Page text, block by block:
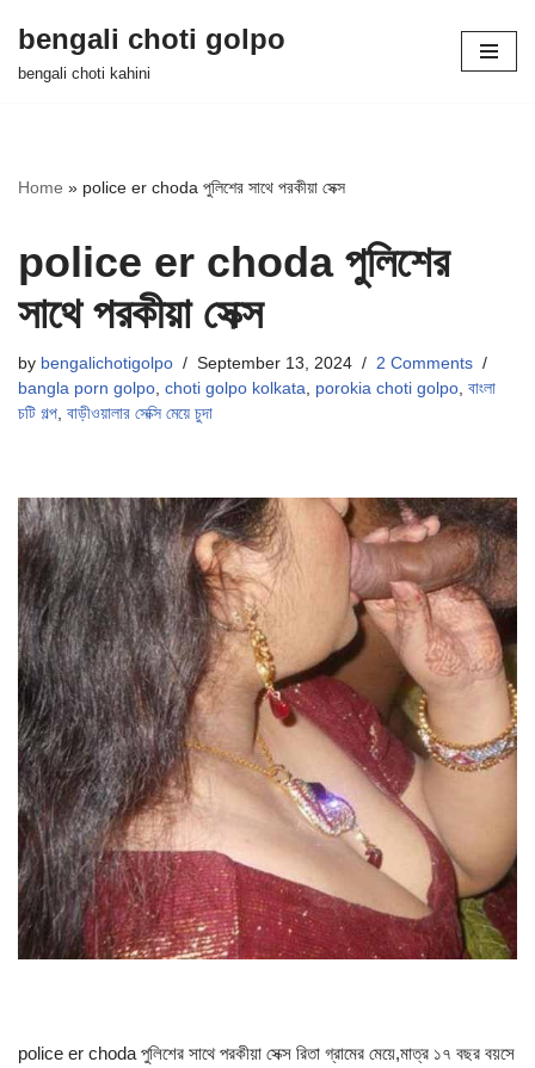
Skip
bengali choti golpo
bengali choti kahini
Home » police er choda পুলিশের সাথে পরকীয়া সেক্স
police er choda পুলিশের
সাথে পরকীয়া সেক্স
by bengalichotigolpo September 13, 2024
2 Comments
bangla porn golpo, choti golpo kolkata, porokia choti golpo, বাংলা
চটি গল্প, বাড়ীওয়ালার সেক্সি মেয়ে চুদা
police er choda পুলিশের সাথে পরকীয়া সেক্স রিতা গ্রামের মেয়ে,মাত্র ১৭ বছর বয়সে